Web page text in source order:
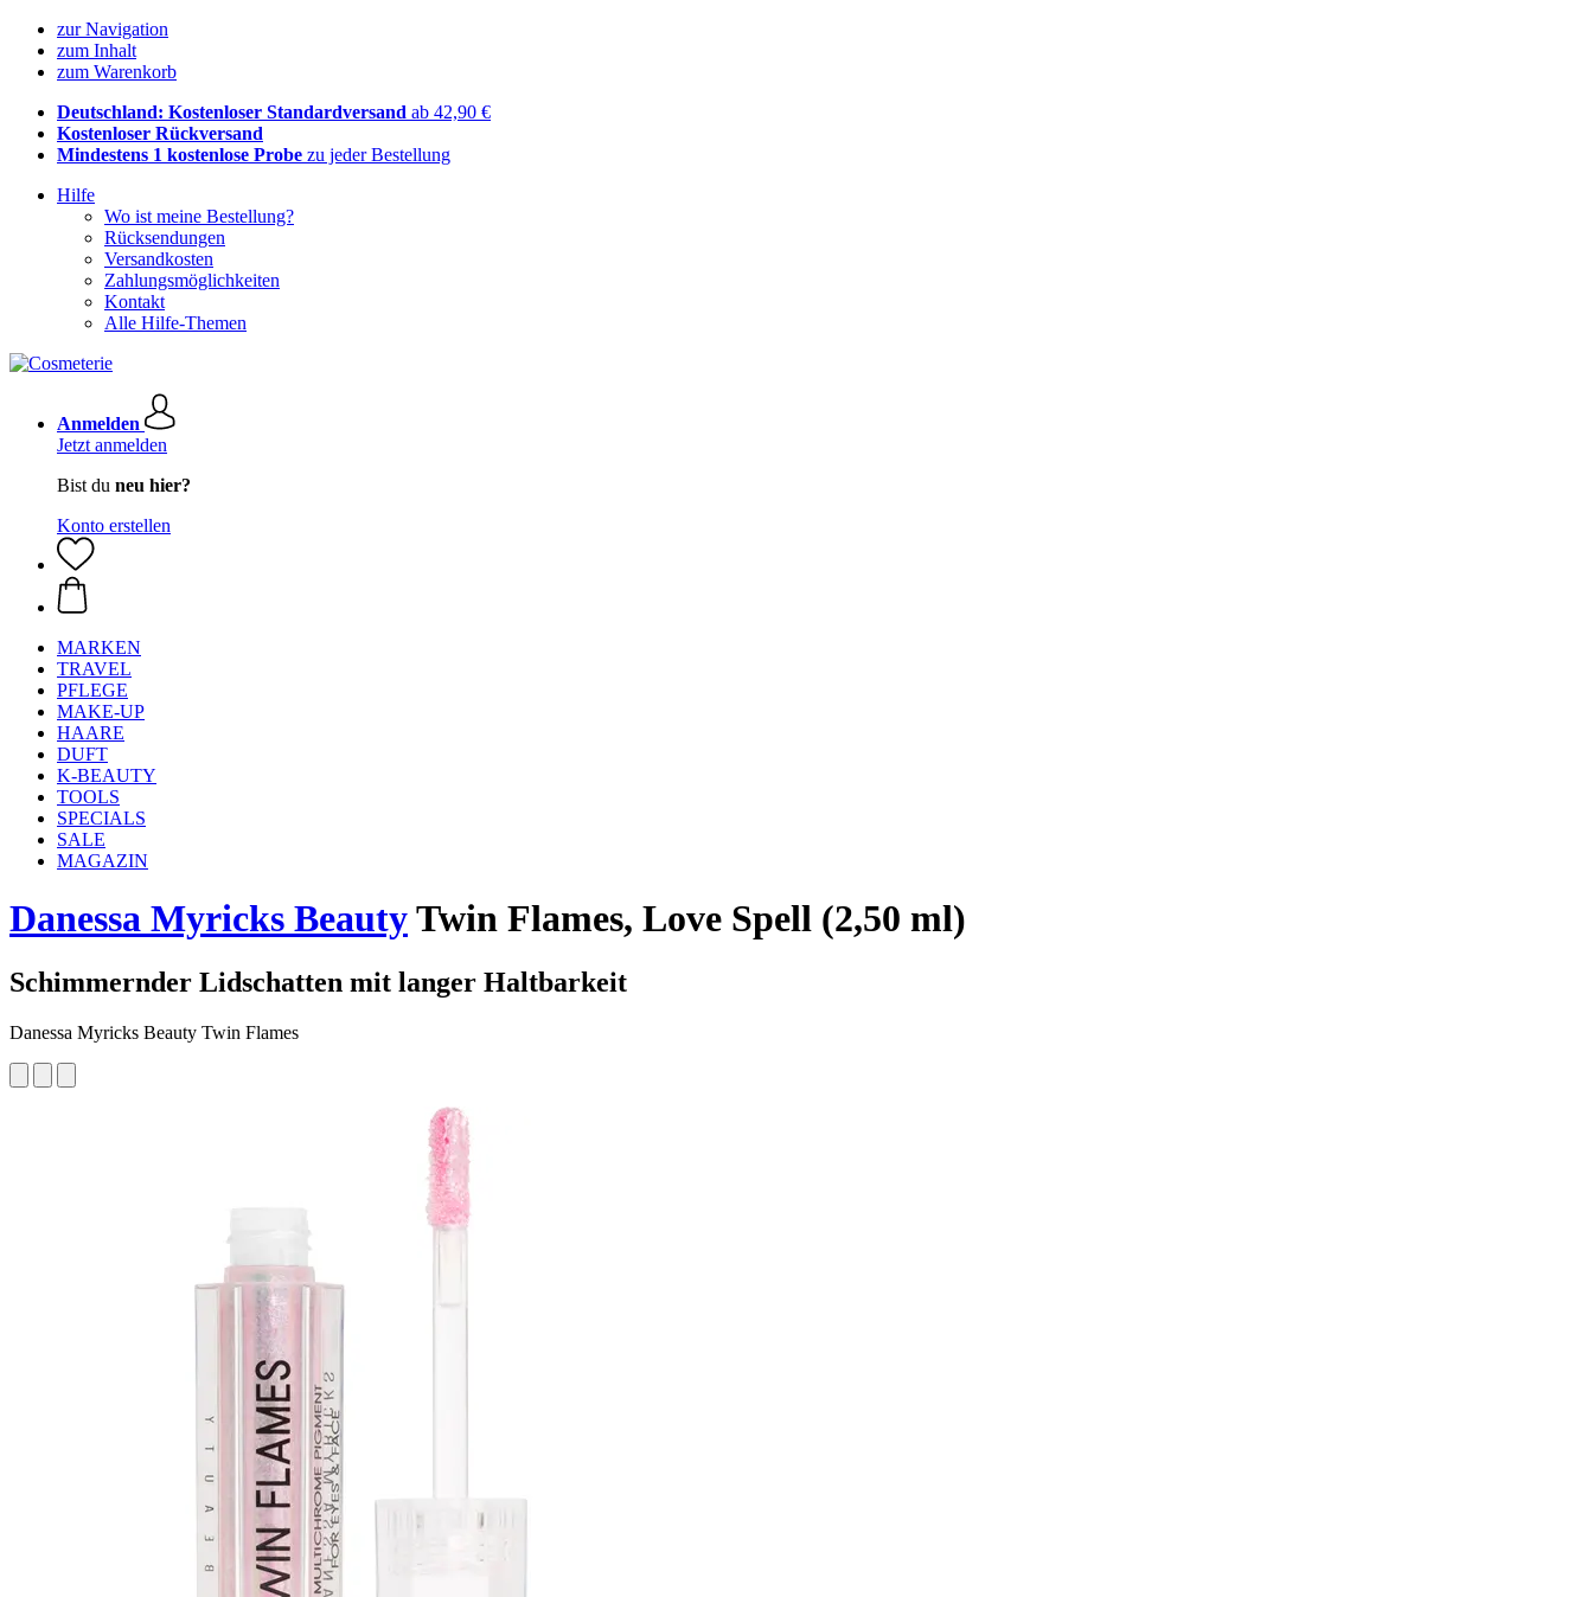
zur Navigation
zum Inhalt
zum Warenkorb
Deutschland: Kostenloser Standardversand ab 42,90 €
Kostenloser Rückversand
Mindestens 1 kostenlose Probe zu jeder Bestellung
Hilfe
Wo ist meine Bestellung?
Rücksendungen
Versandkosten
Zahlungsmöglichkeiten
Kontakt
Alle Hilfe-Themen
Anmelden
Jetzt anmelden
Bist du neu hier?
Konto erstellen
MARKEN
TRAVEL
PFLEGE
MAKE-UP
HAARE
DUFT
K-BEAUTY
TOOLS
SPECIALS
SALE
MAGAZIN
Danessa Myricks BeautyTwin Flames, Love Spell (2,50 ml)
Schimmernder Lidschatten mit langer Haltbarkeit
Danessa Myricks Beauty Twin Flames